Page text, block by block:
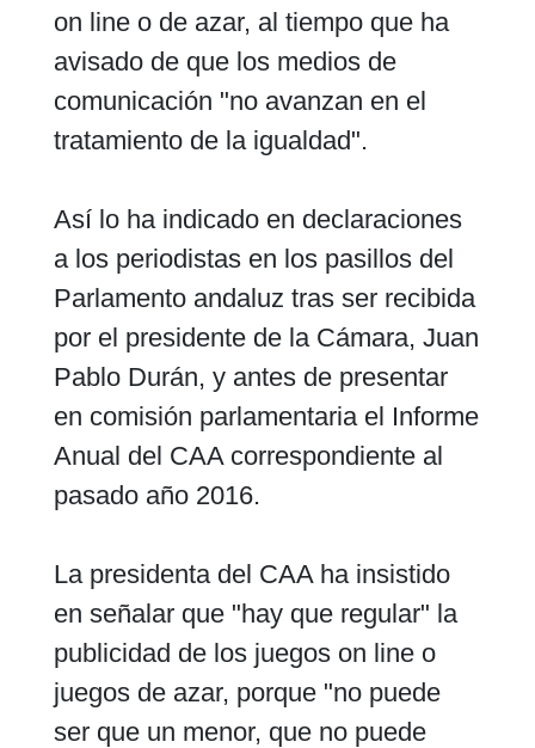
on line o de azar, al tiempo que ha
avisado de que los medios de
comunicación "no avanzan en el
tratamiento de la igualdad".
Así lo ha indicado en declaraciones
a los periodistas en los pasillos del
Parlamento andaluz tras ser recibida
por el presidente de la Cámara, Juan
Pablo Durán, y antes de presentar
en comisión parlamentaria el Informe
Anual del CAA correspondiente al
pasado año 2016.
La presidenta del CAA ha insistido
en señalar que "hay que regular" la
publicidad de los juegos on line o
juegos de azar, porque "no puede
ser que un menor, que no puede